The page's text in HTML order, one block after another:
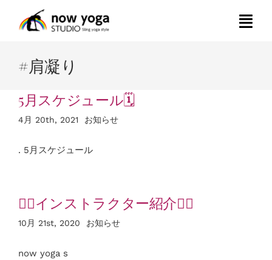
content
HOME
スタジオレッスン要項
パーソナル(マシンピラティス&トレーニング)要項
レッスン一覧
#肩凝り
5月スケジュール🗓
4月 20th, 2021 お知らせ
. 5月スケジュール
🏋️‍♂️インストラクター紹介🧘‍♀️
10月 21st, 2020 お知らせ
now yoga s